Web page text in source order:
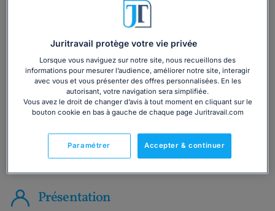
Vous souhaitez une consultation par
téléphone ?
Consulter immédiatement
ou appelez le01 75 75 42 33(8h à 21h du lundi au
vendredi)
Vous êtes avocat ?
Présentation
Juritravail protège votre vie privée
Lorsque vous naviguez sur notre site, nous recueillons des
informations pour mesurer l’audience, améliorer notre site, interagir
avec vous et vous présenter des offres personnalisées. En les
autorisant, votre navigation sera simplifiée.
Vous avez le droit de changer d’avis à tout moment en cliquant sur le
bouton cookie en bas à gauche de chaque page Juritravail.com
Accepter & continuer
Paramétrer